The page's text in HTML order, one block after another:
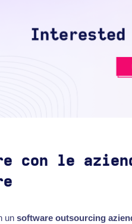
con le
un software outsourcing